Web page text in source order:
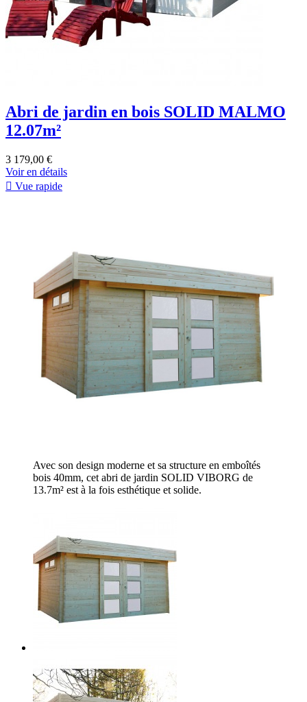
Abri de jardin en bois SOLID MALMO
12.07m²
3 179,00 €
Voir en détails
 Vue rapide
Avec son design moderne et sa structure en emboîtés
bois 40mm, cet abri de jardin SOLID VIBORG de
13.7m² est à la fois esthétique et solide.